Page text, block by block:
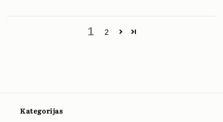
1 2
Kategorijas